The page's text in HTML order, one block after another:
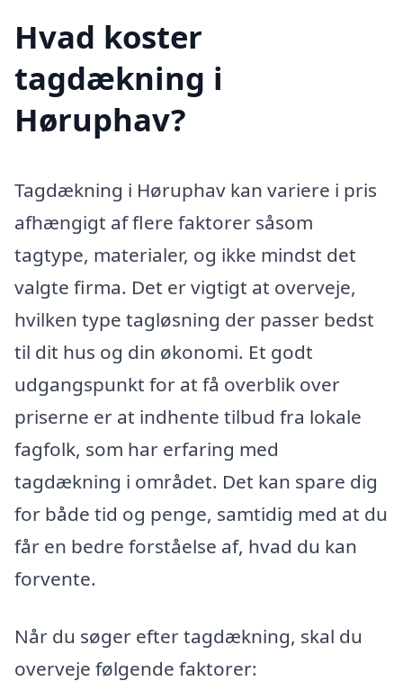
Hvad koster
tagdækning i
Høruphav?
Tagdækning i Høruphav kan variere i pris
afhængigt af flere faktorer såsom
tagtype, materialer, og ikke mindst det
valgte firma. Det er vigtigt at overveje,
hvilken type tagløsning der passer bedst
til dit hus og din økonomi. Et godt
udgangspunkt for at få overblik over
priserne er at indhente tilbud fra lokale
fagfolk, som har erfaring med
tagdækning i området. Det kan spare dig
for både tid og penge, samtidig med at du
får en bedre forståelse af, hvad du kan
forvente.
Når du søger efter tagdækning, skal du
overveje følgende faktorer: